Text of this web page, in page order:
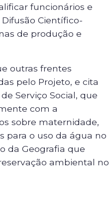
funcionários e
Científico-
de produção e
outras frentes
pelo Projeto, e cita
Serviço Social, que
com a
sobre maternidade,
para o uso da água no
da Geografia que
ambiental no